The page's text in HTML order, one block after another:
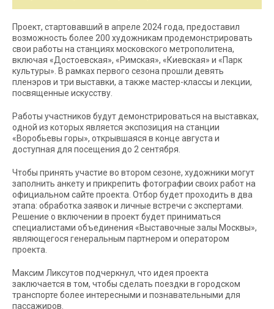
Проект, стартовавший в апреле 2024 года, предоставил
возможность более 200 художникам продемонстрировать
свои работы на станциях московского метрополитена,
включая «Достоевская», «Римская», «Киевская» и «Парк
культуры». В рамках первого сезона прошли девять
пленэров и три выставки, а также мастер-классы и лекции,
посвященные искусству.
Работы участников будут демонстрироваться на выставках,
одной из которых является экспозиция на станции
«Воробьевы горы», открывшаяся в конце августа и
доступная для посещения до 2 сентября.
Чтобы принять участие во втором сезоне, художники могут
заполнить анкету и прикрепить фотографии своих работ на
официальном сайте проекта. Отбор будет проходить в два
этапа: обработка заявок и личные встречи с экспертами.
Решение о включении в проект будет приниматься
специалистами объединения «Выставочные залы Москвы»,
являющегося генеральным партнером и оператором
проекта.
Максим Ликсутов подчеркнул, что идея проекта
заключается в том, чтобы сделать поездки в городском
транспорте более интересными и познавательными для
пассажиров.